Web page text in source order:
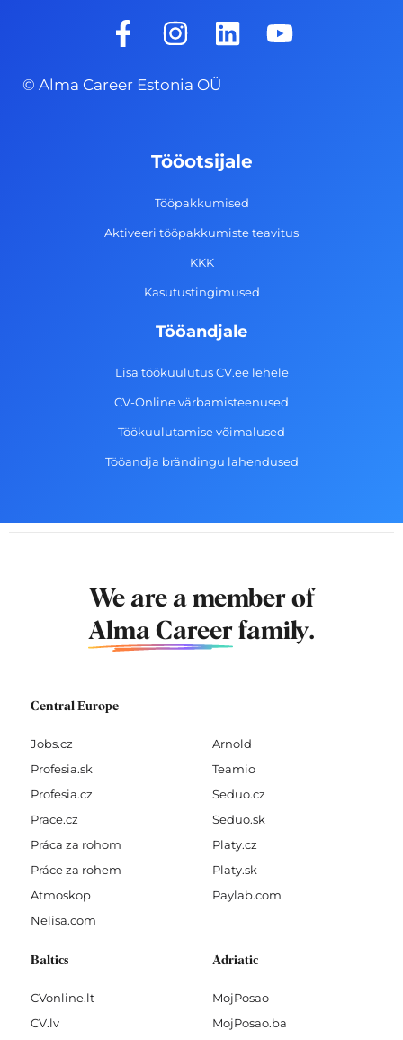
F
a
e
-
I
n
s
t
g
a
m
L
i
d
n
Y
o
© Alma Career Estonia OÜ
Tööotsijale
Tööpakkumised
Aktiveeri tööpakkumiste teavitus
KKK
Kasutustingimused
Tööandjale
Lisa töökuulutus CV.ee lehele
CV-Online värbamisteenused
Töökuulutamise võimalused
Tööandja brändingu lahendused
We are a member of
Alma Career family.
Central Europe
Jobs.cz
Profesia.sk
Profesia.cz
Prace.cz
Práca za rohom
Práce za rohem
Atmoskop
Nelisa.com
Arnold
Teamio
Seduo.cz
Seduo.sk
Platy.cz
Platy.sk
Paylab.com
Baltics
CVonline.lt
CV.lv
Adriatic
MojPosao
MojPosao.ba